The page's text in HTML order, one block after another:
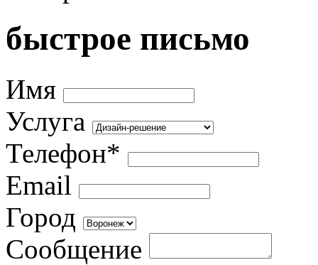
быстрое письмо
Имя
Услуга
Телефон*
Email
Город
Сообщение